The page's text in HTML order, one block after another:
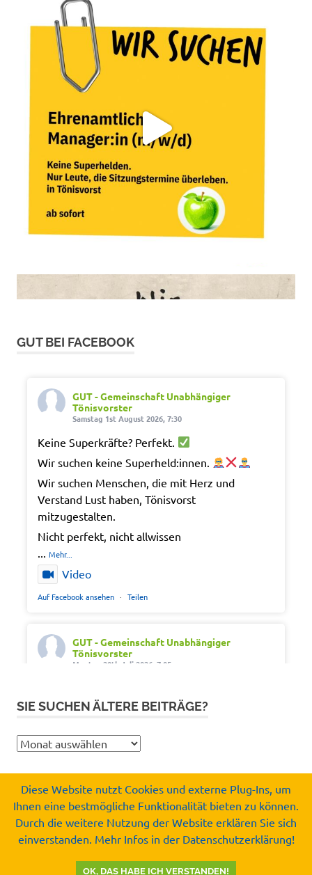
GUT BEI FACEBOOK
GUT - Gemeinschaft Unabhängiger
Tönisvorster
Samstag 1st August 2026, 7:30
Keine Superkräfte? Perfekt.
Wir suchen keine Superheld:innen.
Wir suchen Menschen, die mit Herz und
Verstand Lust haben, Tönisvorst
mitzugestalten.
Nicht perfekt, nicht allwissen
Mehr...
Video
Auf Facebook ansehen · Teilen
GUT - Gemeinschaft Unabhängiger
Tönisvorster
Montag 20th Juli 2026, 7:05
Wir wünschen schöne Ferien, Sonne und gute
#SommerferienNRW2026
#gemeinschaftunabhaengigertönisvorster
#tönisvorst
Video
SIE SUCHEN ÄLTERE BEITRÄGE?
Sie
ältere
Beiträge?
Copyright by
Gemeinschaft Unabhängiger Tönisvorster e.V.
© 2008-2026
Diese Website nutzt Cookies und externe Plug-Ins, um
Ihnen eine bestmögliche Funktionalität bieten zu können.
Durch die weitere Nutzung der Website erklären Sie sich
einverstanden. Mehr Infos in der Datenschutzerklärung!
OK, DAS HABE ICH VERSTANDEN!